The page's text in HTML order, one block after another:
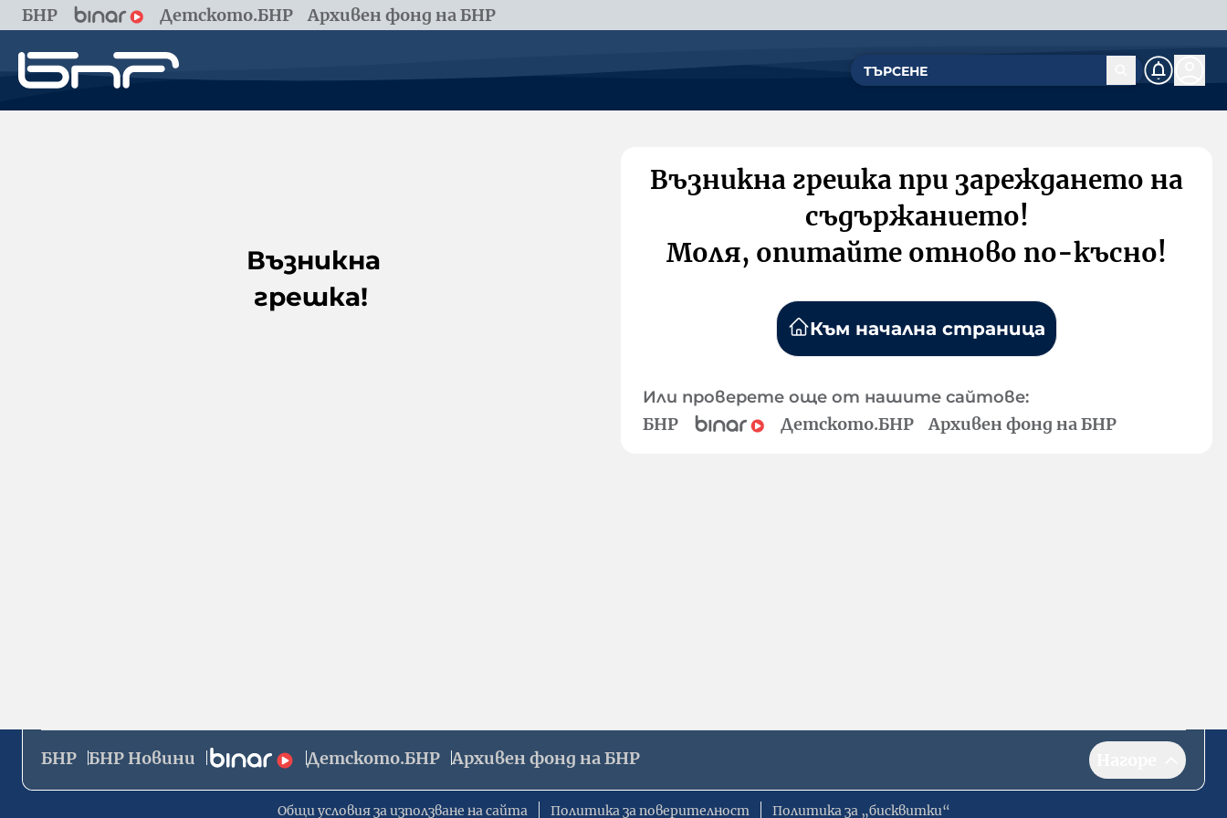
БНР Детското.БНР Архивен фонд на БНР
Възникна
грешка!
Възникна грешка при зареждането на
съдържанието!
Моля, опитайте отново по-късно!
Към начална страница
Или проверете още от нашите сайтове:
БНР Детското.БНР Архивен фонд на БНР
БНР БНР Новини Детското.БНР Архивен фонд на БНР
Общи условия за използване на сайта Политика за поверителност Политика за „бисквитки“